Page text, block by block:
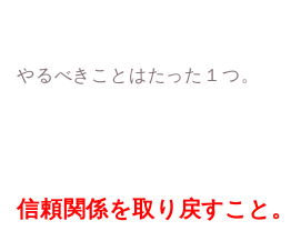
やるべきことはたった１つ。
信頼関係を取り戻すこと。